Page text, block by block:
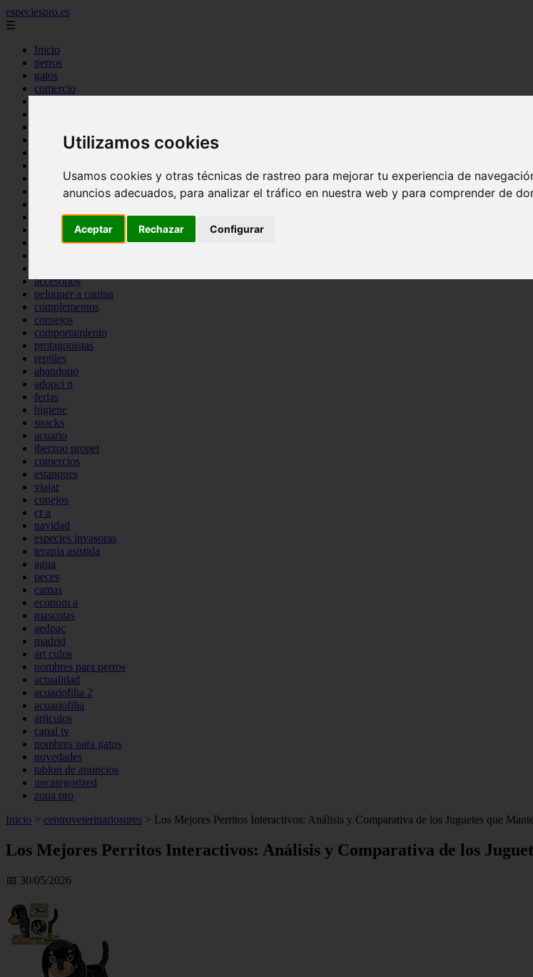
Utilizamos cookies
Usamos cookies y otras técnicas de rastreo para mejorar tu experiencia de
anuncios adecuados, para analizar el tráfico en nuestra web y para comprender de
Aceptar Rechazar Configurar
especiespro.es
☰
Inicio
perros
gatos
comercio
tenencia responsable
mantenimiento
bienestar
peque os mam feros
verano
accesorios
peluquer a canina
complementos
consejos
comportamiento
protagonistas
reptiles
abandono
adopci n
ferias
higiene
snacks
acuario
iberzoo propet
comercios
estanques
viajar
conejos
cr a
navidad
especies invasoras
terapia asistida
agua
peces
camas
econom a
mascotas
aedpac
madrid
art culos
nombres para perros
actualidad
acuariofilia 2
acuariofilia
articulos
canal tv
nombres para gatos
novedades
tablon de anuncios
uncategorized
zona pro
Inicio > centroveterinariosures > Los Mejores Perritos Interactivos: Análisis y Comparativa de los Juguetes que
Los Mejores Perritos Interactivos: Análisis y Comparativa de los
📅 30/05/2026